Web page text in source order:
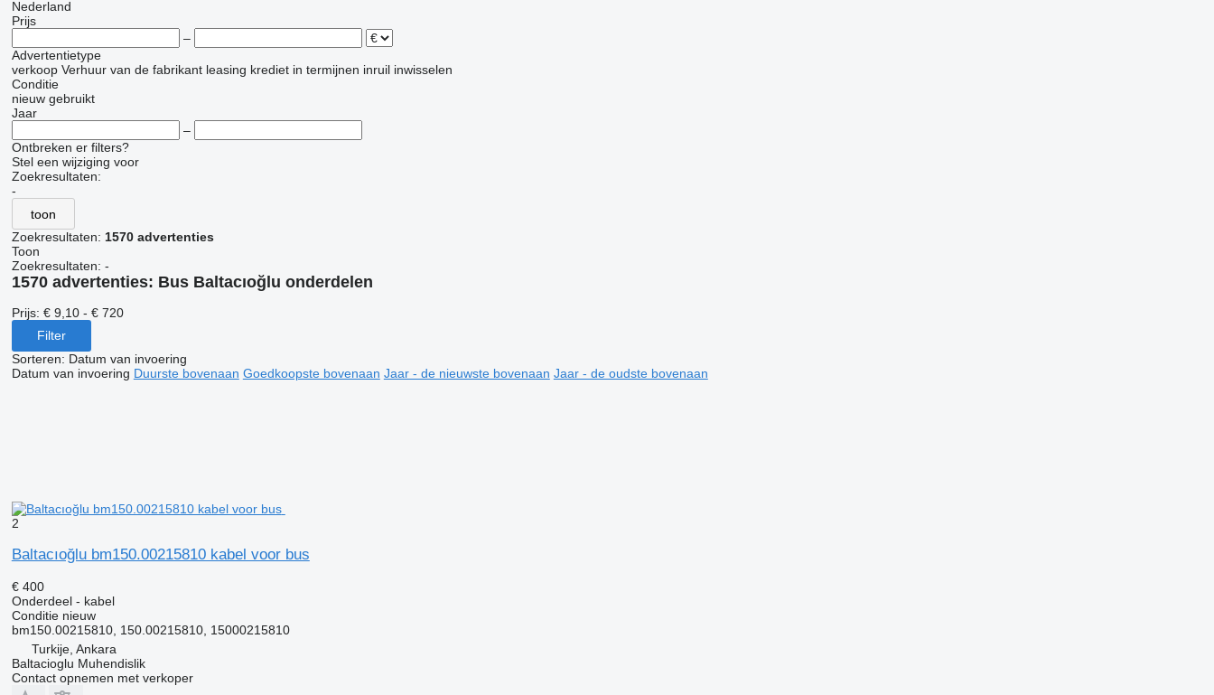
Nederland
Prijs
–
Advertentietype
verkoop Verhuur van de fabrikant leasing krediet in termijnen inruil inwisselen
Conditie
nieuw gebruikt
Jaar
–
Ontbreken er filters?
Stel een wijziging voor
Zoekresultaten:
-
toon
Zoekresultaten: 1570 advertenties
Toon
Zoekresultaten: -
1570 advertenties: Bus Baltacıoğlu onderdelen
Prijs: € 9,10 - € 720
Filter
Sorteren: Datum van invoering
Datum van invoering Duurste bovenaan Goedkoopste bovenaan Jaar - de nieuwste bovenaan Jaar - de oudste bovenaan
2
Baltacıoğlu bm150.00215810 kabel voor bus
€ 400
Onderdeel - kabel
Conditienieuw
bm150.00215810, 150.00215810, 15000215810
Turkije, Ankara
Baltacioglu Muhendislik
Contact opnemen met verkoper